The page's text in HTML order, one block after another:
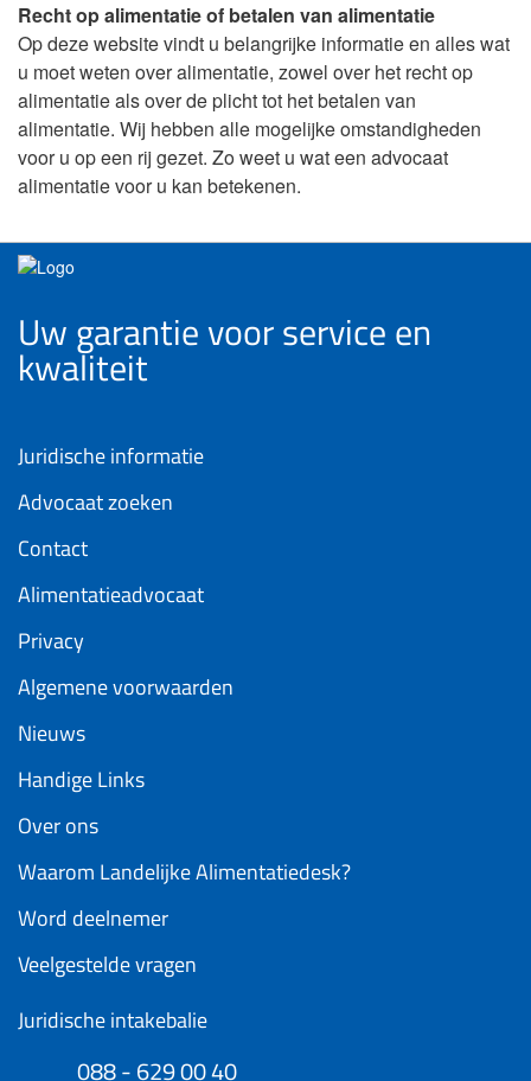
Recht op alimentatie of betalen van alimentatie
Op deze website vindt u belangrijke informatie en alles wat
u moet weten over alimentatie, zowel over het recht op
alimentatie als over de plicht tot het betalen van
alimentatie. Wij hebben alle mogelijke omstandigheden
voor u op een rij gezet. Zo weet u wat een advocaat
alimentatie voor u kan betekenen.
Uw garantie voor service en
kwaliteit
Juridische informatie
Advocaat zoeken
Contact
Alimentatieadvocaat
Privacy
Algemene voorwaarden
Nieuws
Handige Links
Over ons
Waarom Landelijke Alimentatiedesk?
Word deelnemer
Veelgestelde vragen
Juridische intakebalie
088 - 629 00 40